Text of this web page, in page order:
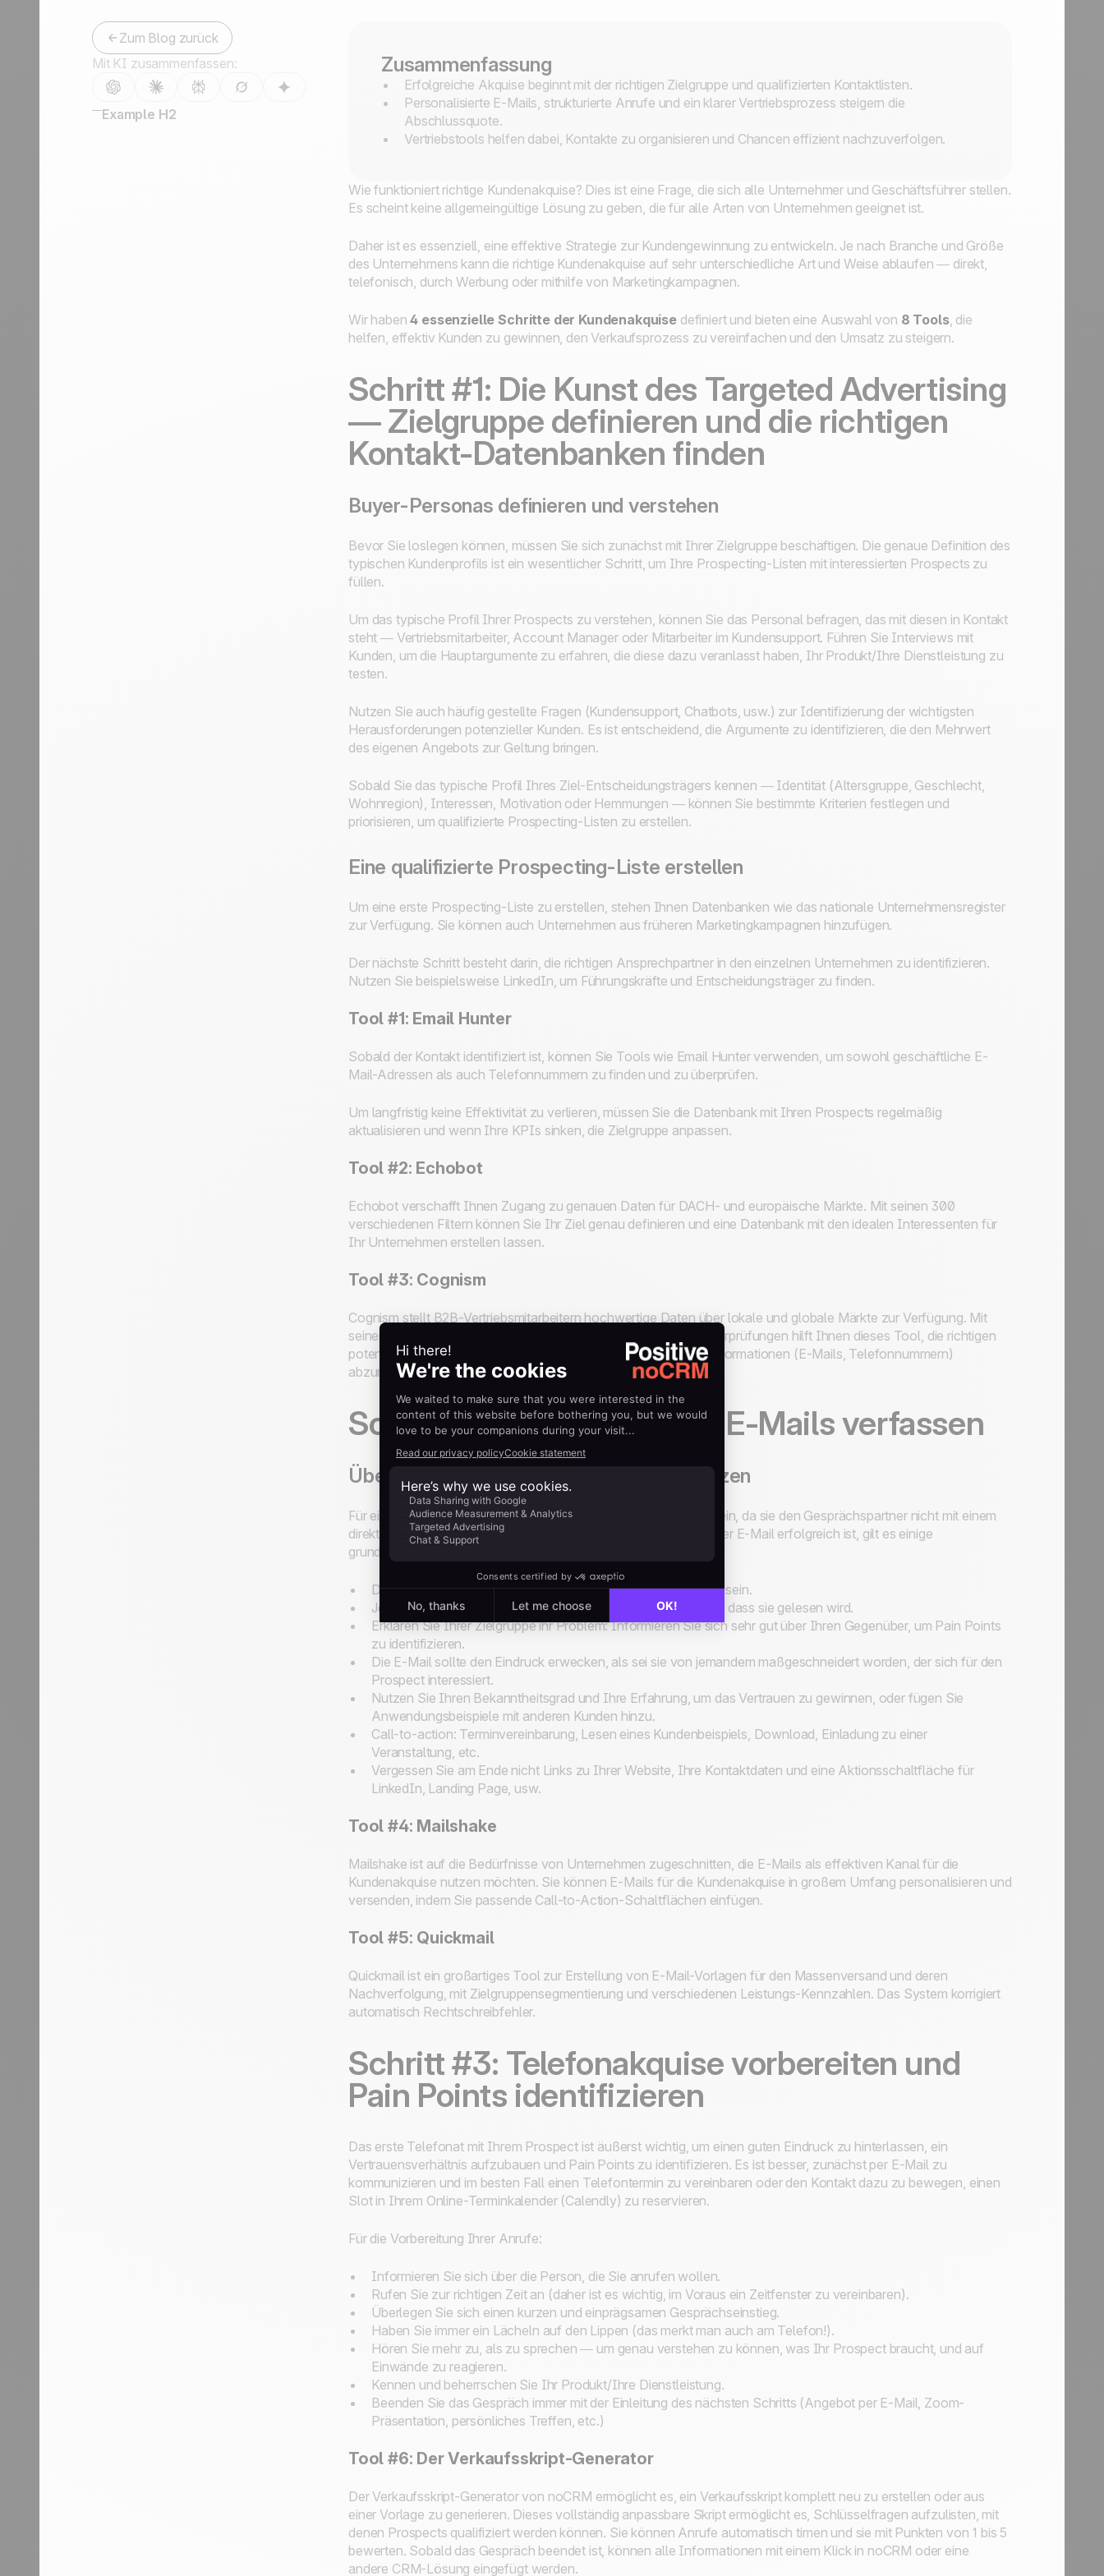
Partner werden
Zum Blog zurück
Mit KI zusammenfassen:
Example H2
Zusammenfassung
Erfolgreiche Akquise beginnt mit der richtigen Zielgruppe und qualifizierten Kontaktlisten.
Personalisierte E-Mails, strukturierte Anrufe und ein klarer Vertriebsprozess steigern die
Abschlussquote.
Vertriebstools helfen dabei, Kontakte zu organisieren und Chancen effizient nachzuverfolgen.
Wie funktioniert richtige Kundenakquise? Dies ist eine Frage, die sich alle Unternehmer und Geschäftsführer stellen.
Es scheint keine allgemeingültige Lösung zu geben, die für alle Arten von Unternehmen geeignet ist.
Daher ist es essenziell, eine effektive Strategie zur Kundengewinnung zu entwickeln. Je nach Branche und Größe
des Unternehmens kann die richtige Kundenakquise auf sehr unterschiedliche Art und Weise ablaufen — direkt,
telefonisch, durch Werbung oder mithilfe von Marketingkampagnen.
Wir haben4 essenzielle Schritte der Kundenakquise definiert und bieten eine Auswahl von 8 Tools, die
helfen, effektiv Kunden zu gewinnen, den Verkaufsprozess zu vereinfachen und den Umsatz zu steigern.
Schritt #1: Die Kunst des Targeted Advertising
— Zielgruppe definieren und die richtigen
Kontakt-Datenbanken finden
Buyer-Personas definieren und verstehen
Bevor Sie loslegen können, müssen Sie sich zunächst mit Ihrer Zielgruppe beschäftigen. Die genaue Definition des
typischen Kundenprofils ist ein wesentlicher Schritt, um Ihre Prospecting-Listen mit interessierten Prospects zu
füllen.
Um das typische Profil Ihrer Prospects zu verstehen, können Sie das Personal befragen, das mit diesen in Kontakt
steht — Vertriebsmitarbeiter, Account Manager oder Mitarbeiter im Kundensupport. Führen Sie Interviews mit
Kunden, um die Hauptargumente zu erfahren, die diese dazu veranlasst haben, Ihr Produkt/Ihre Dienstleistung zu
testen.
Nutzen Sie auch häufig gestellte Fragen (Kundensupport, Chatbots, usw.) zur Identifizierung der wichtigsten
Herausforderungen potenzieller Kunden. Es ist entscheidend, die Argumente zu identifizieren, die den Mehrwert
des eigenen Angebots zur Geltung bringen.
Sobald Sie das typische Profil Ihres Ziel-Entscheidungsträgers kennen — Identität (Altersgruppe, Geschlecht,
Wohnregion), Interessen, Motivation oder Hemmungen — können Sie bestimmte Kriterien festlegen und
priorisieren, um qualifizierte Prospecting-Listen zu erstellen.
Eine qualifizierte Prospecting-Liste erstellen
Um eine erste Prospecting-Liste zu erstellen, stehen Ihnen Datenbanken wie das nationale Unternehmensregister
zur Verfügung. Sie können auch Unternehmen aus früheren Marketingkampagnen hinzufügen.
Der nächste Schritt besteht darin, die richtigen Ansprechpartner in den einzelnen Unternehmen zu identifizieren.
Nutzen Sie beispielsweise LinkedIn, um Führungskräfte und Entscheidungsträger zu finden.
Tool #1: Email Hunter
Sobald der Kontakt identifiziert ist, können Sie Tools wie Email Hunter verwenden, um sowohl geschäftliche E-
Mail-Adressen als auch Telefonnummern zu finden und zu überprüfen.
Um langfristig keine Effektivität zu verlieren, müssen Sie die Datenbank mit Ihren Prospects regelmäßig
aktualisieren und wenn Ihre KPIs sinken, die Zielgruppe anpassen.
Tool #2: Echobot
Echobot verschafft Ihnen Zugang zu genauen Daten für DACH- und europäische Märkte. Mit seinen 300
verschiedenen Filtern können Sie Ihr Ziel genau definieren und eine Datenbank mit den idealen Interessenten für
Ihr Unternehmen erstellen lassen.
Tool #3: Cognism
Cognism stellt B2B-Vertriebsmitarbeitern hochwertige Daten über lokale und globale Märkte zur Verfügung. Mit
seiner fortschrittlichen Vertriebsintelligenz und menschlichen Überprüfungen hilft Ihnen dieses Tool, die richtigen
potenziellen Kunden zu finden sowie deren verifizierte Kontaktinformationen (E-Mails, Telefonnummern)
abzurufen.
Schritt #2: Ansprechende E-Mails verfassen
Überzeugende Nachrichtenstrukturen nutzen
Für eine erste Kontaktaufnahme kann eine E-Mail sehr sinnvoll sein, da sie den Gesprächspartner nicht mit einem
direkten Telefonverkauf überrumpelt. Damit die Kundenakquise per E-Mail erfolgreich ist, gilt es einige
grundlegende Dinge zu beachten:
Der Hintergrund Ihrer E-Mail sollte freundlich und dynamisch sein.
Je kürzer Ihre E-Mail ist, desto größer die Wahrscheinlichkeit, dass sie gelesen wird.
Erklären Sie Ihrer Zielgruppe ihr Problem: Informieren Sie sich sehr gut über Ihren Gegenüber, um Pain Points
zu identifizieren.
Die E-Mail sollte den Eindruck erwecken, als sei sie von jemandem maßgeschneidert worden, der sich für den
Prospect interessiert.
Nutzen Sie Ihren Bekanntheitsgrad und Ihre Erfahrung, um das Vertrauen zu gewinnen, oder fügen Sie
Anwendungsbeispiele mit anderen Kunden hinzu.
Call-to-action: Terminvereinbarung, Lesen eines Kundenbeispiels, Download, Einladung zu einer
Veranstaltung, etc.
Vergessen Sie am Ende nicht Links zu Ihrer Website, Ihre Kontaktdaten und eine Aktionsschaltfläche für
LinkedIn, Landing Page, usw.
Tool #4: Mailshake
Mailshake ist auf die Bedürfnisse von Unternehmen zugeschnitten, die E-Mails als effektiven Kanal für die
Kundenakquise nutzen möchten. Sie können E-Mails für die Kundenakquise in großem Umfang personalisieren und
versenden, indem Sie passende Call-to-Action-Schaltflächen einfügen.
Tool #5: Quickmail
Quickmail ist ein großartiges Tool zur Erstellung von E-Mail-Vorlagen für den Massenversand und deren
Nachverfolgung, mit Zielgruppensegmentierung und verschiedenen Leistungs-Kennzahlen. Das System korrigiert
automatisch Rechtschreibfehler.
Schritt #3: Telefonakquise vorbereiten und
Pain Points identifizieren
Das erste Telefonat mit Ihrem Prospect ist äußerst wichtig, um einen guten Eindruck zu hinterlassen, ein
Vertrauensverhältnis aufzubauen und Pain Points zu identifizieren. Es ist besser, zunächst per E-Mail zu
kommunizieren und im besten Fall einen Telefontermin zu vereinbaren oder den Kontakt dazu zu bewegen, einen
Slot in Ihrem Online-Terminkalender (Calendly) zu reservieren.
Für die Vorbereitung Ihrer Anrufe:
Informieren Sie sich über die Person, die Sie anrufen wollen.
Rufen Sie zur richtigen Zeit an (daher ist es wichtig, im Voraus ein Zeitfenster zu vereinbaren).
Überlegen Sie sich einen kurzen und einprägsamen Gesprächseinstieg.
Haben Sie immer ein Lächeln auf den Lippen (das merkt man auch am Telefon!).
Hören Sie mehr zu, als zu sprechen — um genau verstehen zu können, was Ihr Prospect braucht, und auf
Einwände zu reagieren.
Kennen und beherrschen Sie Ihr Produkt/Ihre Dienstleistung.
Beenden Sie das Gespräch immer mit der Einleitung des nächsten Schritts (Angebot per E-Mail, Zoom-
Präsentation, persönliches Treffen, etc.)
Tool #6: Der Verkaufsskript-Generator
Der Verkaufsskript-Generator von noCRM ermöglicht es, ein Verkaufsskript komplett neu zu erstellen oder aus
einer Vorlage zu generieren. Dieses vollständig anpassbare Skript ermöglicht es, Schlüsselfragen aufzulisten, mit
denen Prospects qualifiziert werden können. Sie können Anrufe automatisch timen und sie mit Punkten von 1 bis 5
bewerten. Sobald das Gespräch beendet ist, können alle Informationen mit einem Klick in noCRM oder eine
andere CRM-Lösung eingefügt werden.